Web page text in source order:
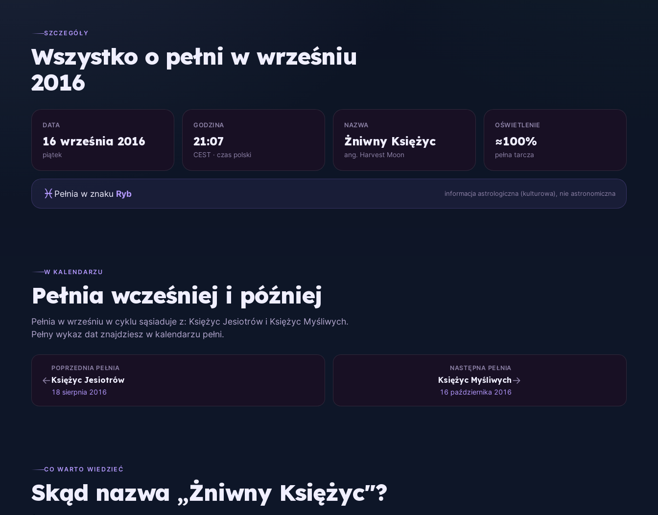
SZCZEGÓŁY
Wszystko o pełni w wrześniu
2016
DATA
16 września 2016
piątek
GODZINA
21:07
CEST · czas polski
NAZWA
Żniwny Księżyc
ang. Harvest Moon
OŚWIETLENIE
≈100%
pełna tarcza
♓ Pełnia w znaku Ryb informacja astrologiczna (kulturowa), nie astronomiczna
W KALENDARZU
Pełnia wcześniej i później
Pełnia w wrześniu w cyklu sąsiaduje z: Księżyc Jesiotrów i Księżyc Myśliwych.
Pełny wykaz dat znajdziesz w kalendarzu pełni.
←
POPRZEDNIA PEŁNIA
Księżyc Jesiotrów
18 sierpnia 2016
→
NASTĘPNA PEŁNIA
Księżyc Myśliwych
16 października 2016
CO WARTO WIEDZIEĆ
Skąd nazwa „Żniwny Księżyc"?